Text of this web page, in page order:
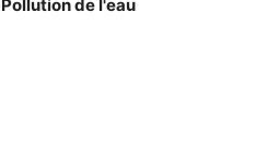
Pollution de l'eau